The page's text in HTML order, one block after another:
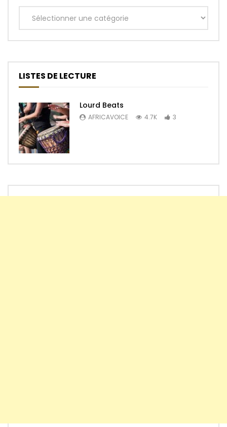
Catégories
LISTES DE LECTURE
Lourd Beats
AFRICAVOICE 4.7K 3